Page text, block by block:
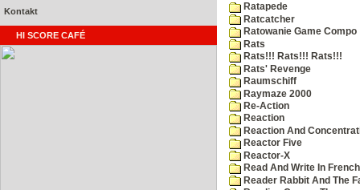
Kontakt
HI SCORE CAFÉ
Ratapede
Ratcatcher
Ratowanie Game Compo
Rats
Rats!!! Rats!!! Rats!!!
Rats' Revenge
Raumschiff
Raymaze 2000
Re-Action
Reaction
Reaction And
Reactor Five
Reactor-X
Read And Write In
Reader Rabbit And The